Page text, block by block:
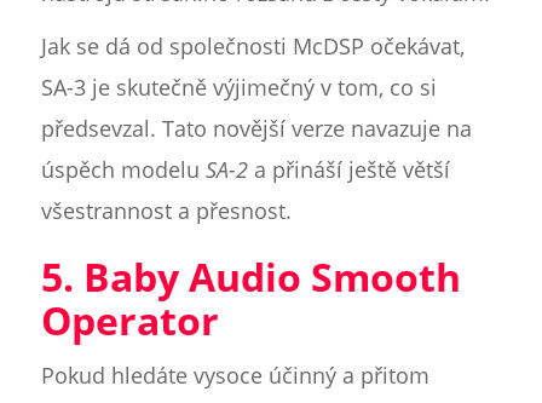
Jak se dá od společnosti McDSP očekávat,
SA-3 je skutečně výjimečný v tom, co si
předsevzal. Tato novější verze navazuje na
úspěch modelu SA-2a přináší ještě větší
všestrannost a přesnost.
5. Baby Audio Smooth
Operator
Pokud hledáte vysoce účinný a přitom